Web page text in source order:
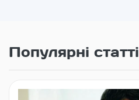
Популярні статті